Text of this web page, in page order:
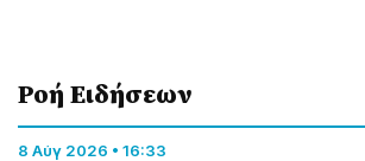
Ροή Eιδήσεων
8 Αύγ 2026 • 16:33